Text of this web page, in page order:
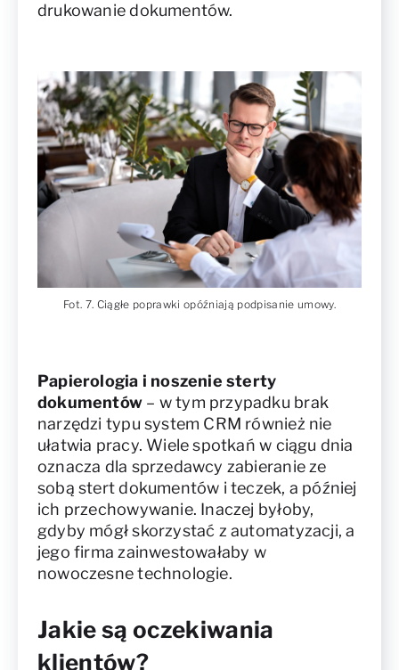
drukowanie dokumentów.
Fot. 7. Ciągłe poprawki opóźniają podpisanie umowy.
Papierologia i noszenie sterty
dokumentów – w tym przypadku brak
narzędzi typu system CRM również nie
ułatwia pracy. Wiele spotkań w ciągu dnia
oznacza dla sprzedawcy zabieranie ze
sobą stert dokumentów i teczek, a później
ich przechowywanie. Inaczej byłoby,
gdyby mógł skorzystać z automatyzacji, a
jego firma zainwestowałaby w
nowoczesne technologie.
Jakie są oczekiwania
klientów?